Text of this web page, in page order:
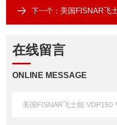
下一个： 美国FISNAR飞士
在线留言
ONLINE MESSAGE